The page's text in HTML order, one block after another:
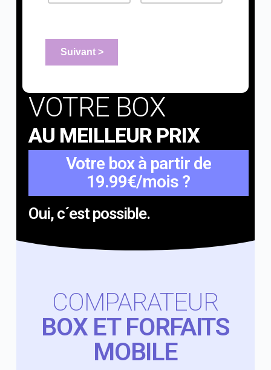
VOTRE BOX
AU MEILLEUR PRIX
Votre box à partir de
19.99€/mois ?
Oui, c´est possible.
COMPARATEUR
BOX ET FORFAITS
MOBILE